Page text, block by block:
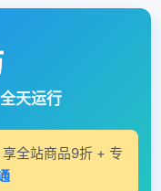
天运行
享全站商品9折 + 专